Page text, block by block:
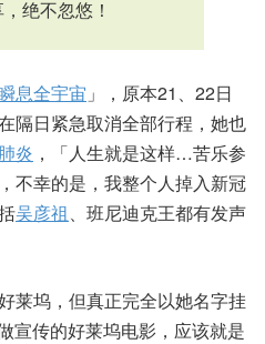
绝不忽悠！
息全宇宙 」，原本21、22日
隔日紧急取消全部行程，她也
炎 ，「人生就是这样…苦乐参
不幸的是，我整个人掉入新冠
吴彦祖、班尼迪克王都有发声
莱坞，但真正完全以她名字挂
宣传的好莱坞电影，应该就是